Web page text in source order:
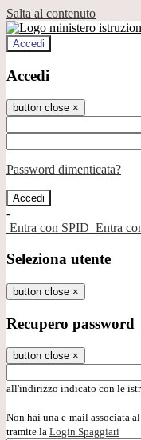
Salta al contenuto
Accedi
Accedi
button close ×
Password dimenticata?
-
Entra con SPID Entra
Seleziona utente
button close ×
Recupero password
button close ×
all'indirizzo indicato con le
Non hai una e-mail associata
tramite la Login Spaggiari